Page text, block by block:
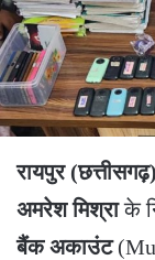
रायपुर (छत्तीसगढ़)
अमरेश मिश्राके
बैंक अकाउंट